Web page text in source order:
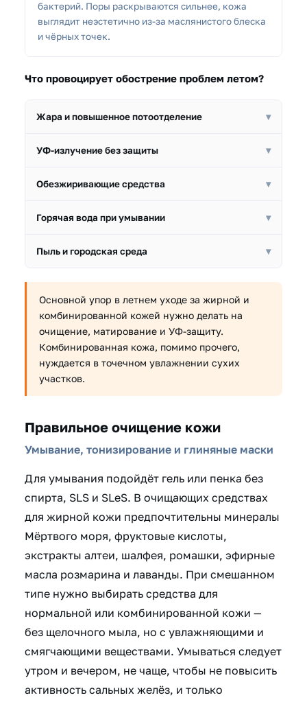
бактерий. Поры раскрываются сильнее, кожа
выглядит неэстетично из-за маслянистого блеска
и чёрных точек.
Что провоцирует обострение проблем летом?
Жара и повышенное потоотделение ▾
Под влиянием солнечных лучей повышается
УФ-излучение без защиты ▾
Длительное пребывание на солнце без SPF
Обезжиривающие средства ▾
Злоупотребление такими средствами приводит к
Горячая вода при умывании ▾
Горячая вода повышает активность сальных желёз —
Пыль и городская среда ▾
В раскрытых летом порах активнее скапливаются
пыль и грязь, образуются комедоны —
потенциальный очаг воспаления.
Основной упор в летнем уходе за жирной и
комбинированной кожей нужно делать на
очищение, матирование и УФ-защиту.
Комбинированная кожа, помимо прочего,
нуждается в точечном увлажнении сухих
участков.
Правильное очищение кожи
Умывание, тонизирование и глиняные маски
Для умывания подойдёт гель или пенка без
спирта, SLS и SLeS. В очищающих средствах
для жирной кожи предпочтительны минералы
Мёртвого моря, фруктовые кислоты,
экстракты алтеи, шалфея, ромашки, эфирные
масла розмарина и лаванды. При смешанном
типе нужно выбирать средства для
нормальной или комбинированной кожи —
без щелочного мыла, но с увлажняющими и
смягчающими веществами. Умываться следует
утром и вечером, не чаще, чтобы не повысить
активность сальных желёз, и только